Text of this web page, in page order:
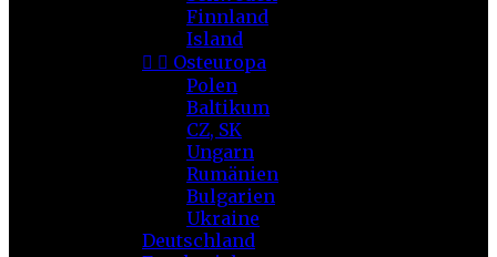
Finnland
Island
  Osteuropa
Polen
Baltikum
CZ, SK
Ungarn
Rumänien
Bulgarien
Ukraine
Deutschland